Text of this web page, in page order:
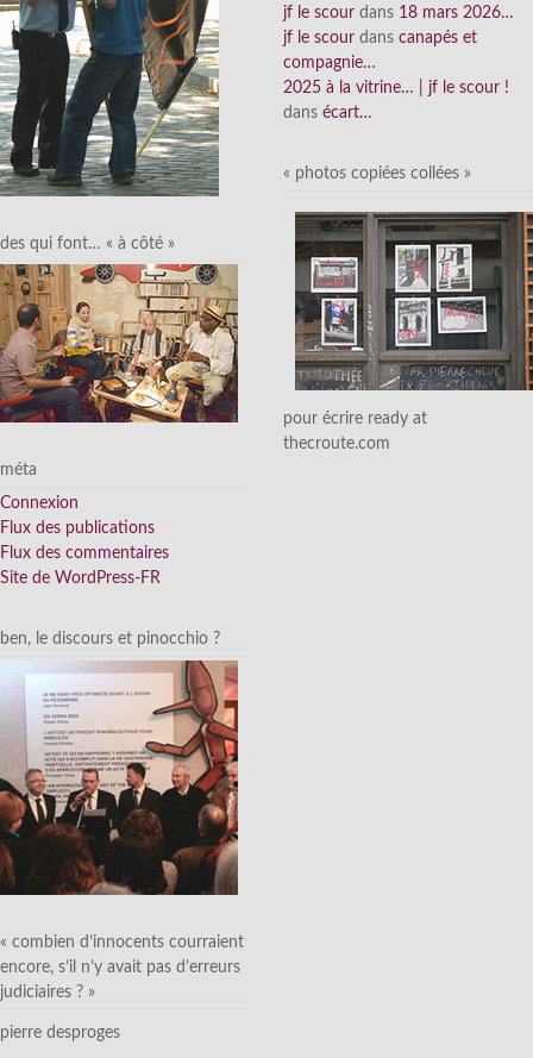
des qui font… « à côté »
méta
Connexion
Flux des publications
Flux des commentaires
Site de WordPress-FR
ben, le discours et pinocchio ?
« combien d’innocents courraient
encore, s’il n’y avait pas d’erreurs
judiciaires ? »
pierre desproges
jf le scour dans 18 mars 2026…
jf le scour dans canapés et
compagnie…
2025 à la vitrine… | jf le scour !
dans écart…
« photos copiées collées »
pour écrire ready at
thecroute.com